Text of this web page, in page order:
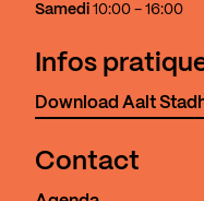
Samedi 10:00 - 16:00
Infos
Download Aalt
Contact